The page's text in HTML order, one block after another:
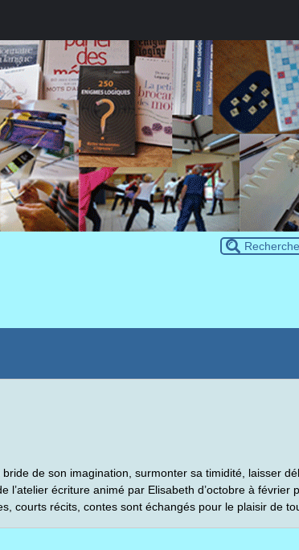
de son imagination, surmonter sa timidité, laisser
l’atelier écriture animé par Elisabeth d’octobre à février
courts récits, contes sont échangés pour le plaisir de